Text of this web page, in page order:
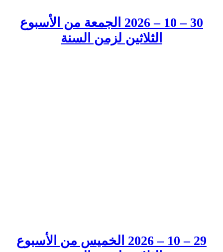
30 – 10 – 2026 الجمعة من الأسبوع
الثلاثين لزمن السنة
29 – 10 – 2026 الخميس من الأسبوع